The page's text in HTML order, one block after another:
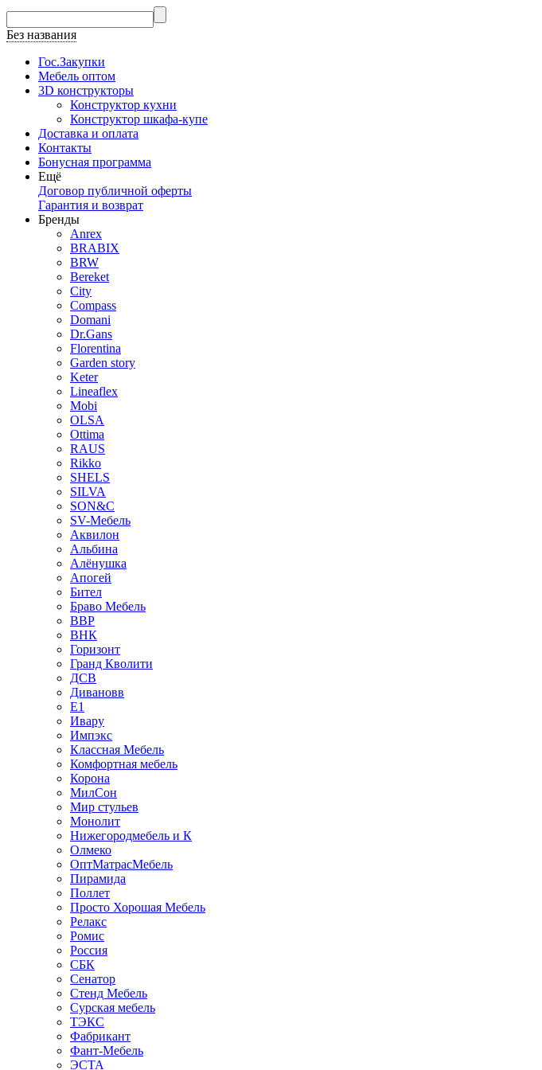
Без названия
Гос.Закупки
Мебель оптом
3D конструкторы
Конструктор кухни
Конструктор шкафа-купе
Доставка и оплата
Контакты
Бонусная программа
Ещё
Договор публичной оферты
Гарантия и возврат
Бренды
Anrex
BRABIX
BRW
Bereket
City
Compass
Domani
Dr.Gans
Florentina
Garden story
Keter
Lineaflex
Mobi
OLSA
Ottima
RAUS
Rikko
SHELS
SILVA
SON&C
SV-Мебель
Аквилон
Альбина
Алёнушка
Апогей
Бител
Браво Мебель
ВВР
ВНК
Горизонт
Гранд Кволити
ДСВ
Дивановв
Е1
Ивару
Импэкс
Классная Мебель
Комфортная мебель
Корона
МилСон
Мир стульев
Монолит
Нижегородмебель и К
Олмеко
ОптМатрасМебель
Пирамида
Поллет
Просто Хорошая Мебель
Релакс
Ромис
Россия
СБК
Сенатор
Стенд Мебель
Сурская мебель
ТЭКС
Фабрикант
Фант-Мебель
ЭСТА